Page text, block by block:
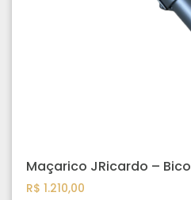
Maçarico JRicardo – Bico
R$ 1.210,00